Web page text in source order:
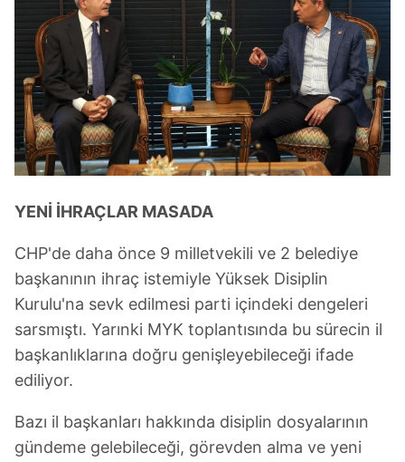
YENİ İHRAÇLAR MASADA
CHP'de daha önce 9 milletvekili ve 2 belediye
başkanının ihraç istemiyle Yüksek Disiplin
Kurulu'na sevk edilmesi parti içindeki dengeleri
sarsmıştı. Yarınki MYK toplantısında bu sürecin il
başkanlıklarına doğru genişleyebileceği ifade
ediliyor.
Bazı il başkanları hakkında disiplin dosyalarının
gündeme gelebileceği, görevden alma ve yeni